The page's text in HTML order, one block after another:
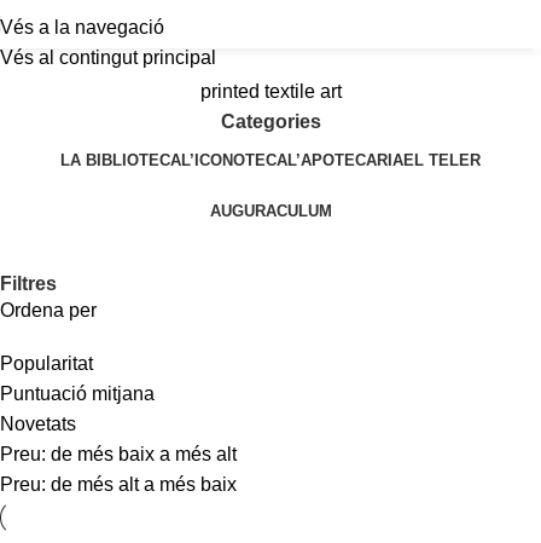
Vés a la navegació
Vés al contingut principal
printed textile art
Categories
LA BIBLIOTECAL’ICONOTECAL’APOTECARIAEL TELER
AUGURACULUM
Filtres
Ordena per
Popularitat
Puntuació mitjana
Novetats
Preu: de més baix a més alt
Preu: de més alt a més baix